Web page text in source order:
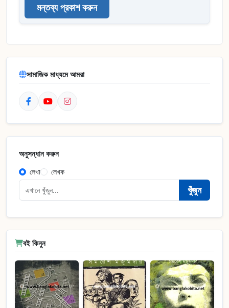
মন্তব্য প্রকাশ করুন
সামাজিক মাধ্যমে আমরা
অনুসন্ধান করুন
লেখা লেখক
খুঁজুন
বই কিনুন